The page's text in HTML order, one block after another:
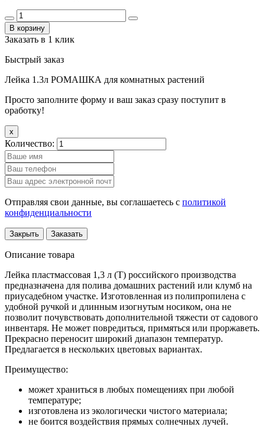
В корзину
Заказать в 1 клик
Быстрый заказ
Лейка 1.3л РОМАШКА для комнатных растений
Просто заполните форму и ваш заказ сразу поступит в
оработку!
x
Количество:
Отправляя свои данные, вы соглашаетесь с политикой
конфиденциальности
Закрыть Заказать
Описание товара
Лейка пластмассовая 1,3 л (Т) российского производства
предназначена для полива домашних растений или клумб на
приусадебном участке. Изготовленная из полипропилена с
удобной ручкой и длинным изогнутым носиком, она не
позволит почувствовать дополнительной тяжести от садового
инвентаря. Не может повредиться, примяться или проржаветь.
Прекрасно переносит широкий диапазон температур.
Предлагается в нескольких цветовых вариантах.
Преимущество:
может храниться в любых помещениях при любой
температуре;
изготовлена из экологически чистого материала;
не боится воздействия прямых солнечных лучей.